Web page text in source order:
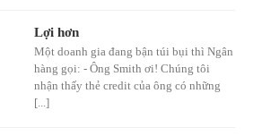
Lợi hơn
Một doanh gia đang bận túi bụi thì Ngân
hàng gọi: - Ông Smith ơi! Chúng tôi
nhận thấy thẻ credit của ông có những
[...]